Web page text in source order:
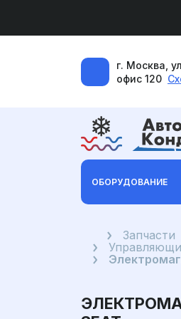
г. Москва,
офис 120
ОБОРУДОВАНИЕ
ГлавнаяЗапчасти